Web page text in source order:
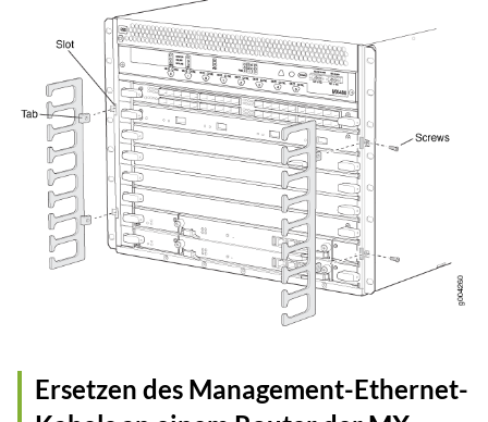
Ersetzen des Management-Ethernet-